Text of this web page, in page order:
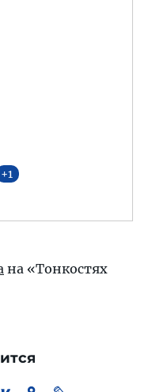
1
на «Тонкостях